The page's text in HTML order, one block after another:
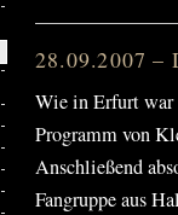
28.09.2007 –
Wie in Erfurt war
Programm von
Anschließend
Fangruppe aus